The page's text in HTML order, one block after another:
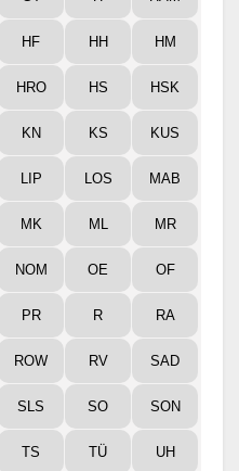
HF HH HM
HRO HS HSK
KN KS KUS
LIP LOS MAB
MK ML MR
NOM OE OF
PR R RA
ROW RV SAD
SLS SO SON
TS TÜ UH